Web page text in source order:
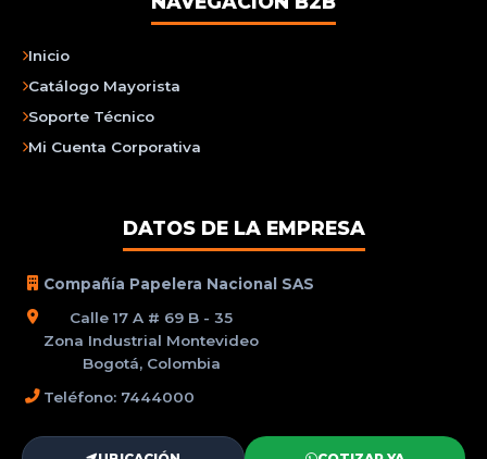
Inicio
Catálogo Mayorista
Soporte Técnico
Mi Cuenta Corporativa
DATOS DE LA EMPRESA
Compañía Papelera Nacional SAS
Calle 17 A # 69 B - 35
Zona Industrial Montevideo
Bogotá, Colombia
Teléfono: 7444000